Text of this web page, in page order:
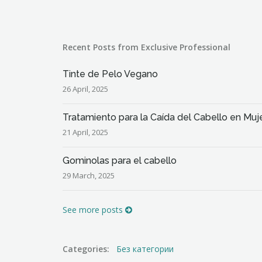
Recent Posts from Exclusive Professional
Tinte de Pelo Vegano
26 April, 2025
Tratamiento para la Caída del Cabello en
21 April, 2025
Gominolas para el cabello
29 March, 2025
See more posts
Categories: Без категории